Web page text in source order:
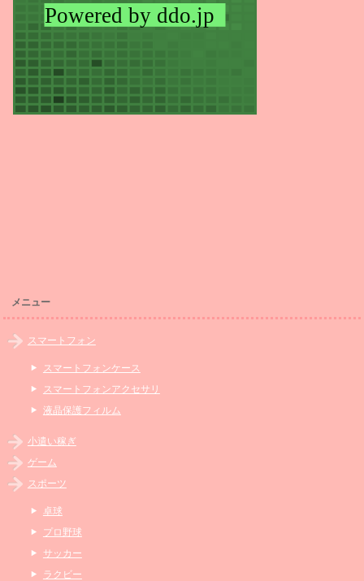
メニュー
スマートフォン
スマートフォンケース
スマートフォンアクセサリ
液晶保護フィルム
小遣い稼ぎ
ゲーム
スポーツ
卓球
プロ野球
サッカー
ラクビー